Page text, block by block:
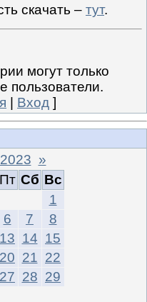
скачать – тут.
могут только
пользователи.
Вход ]
»
Пт Сб Вс
1
6 7
8
13 14 15
20 21 22
27 28 29